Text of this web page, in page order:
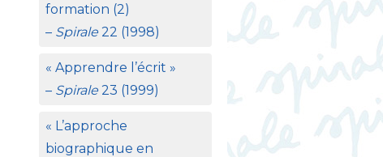
formation (2)
– Spirale22 (1998)
« Apprendre l’écrit »
– Spirale23 (1999)
« L’approche
biographique en